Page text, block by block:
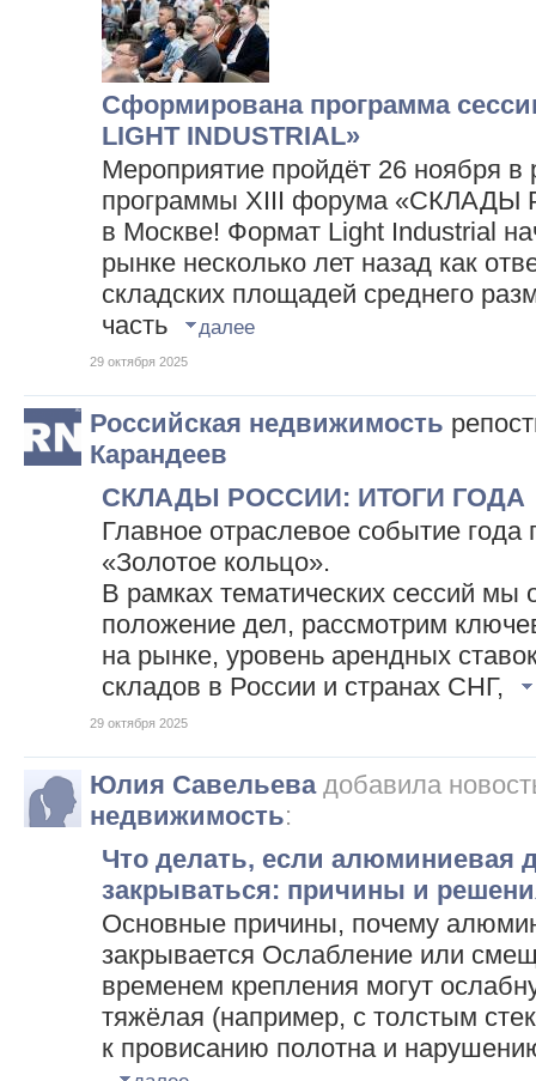
Сформирована программа
LIGHT INDUSTRIAL»
Мероприятие пройдёт 26 ноября в
программы XIII форума
в Москве! Формат Light Industrial
рынке несколько лет назад как
складских площадей среднего
часть
далее
29 октября 2025
Российская недвижимость
Карандеев
СКЛАДЫ РОССИИ: ИТОГИ ГОДА
Главное отраслевое событие года
«Золотое кольцо».
В рамках тематических сессий мы
положение дел, рассмотрим
на рынке, уровень арендных
складов в России и странах СНГ,
29 октября 2025
Юлия Савельевадобавила
недвижимость:
Что делать, если алюминиевая
закрываться: причины и
Основные причины, почему
закрывается Ослабление или
временем крепления могут
тяжёлая (например, с толстым
к провисанию полотна и